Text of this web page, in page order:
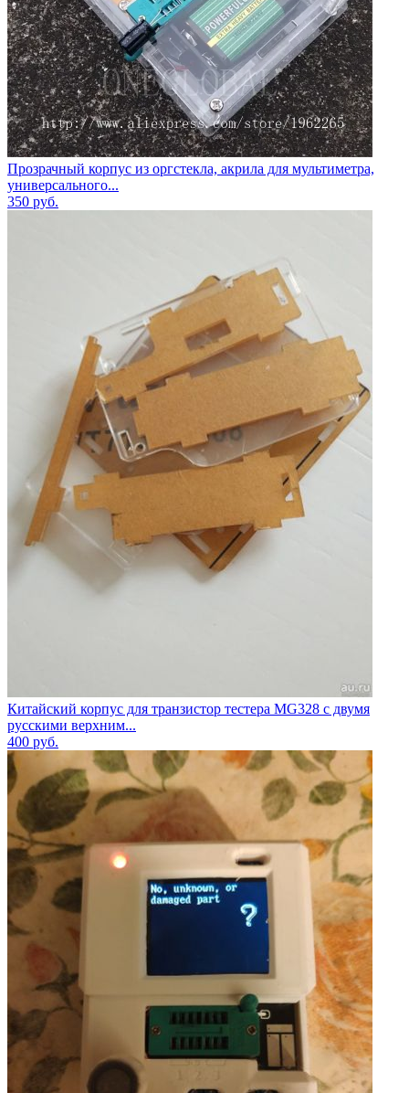
Прозрачный корпус из оргстекла, акрила для мультиметра,
универсального...
350 руб.
Китайский корпус для транзистор тестера MG328 c двумя
русскими верхним...
400 руб.